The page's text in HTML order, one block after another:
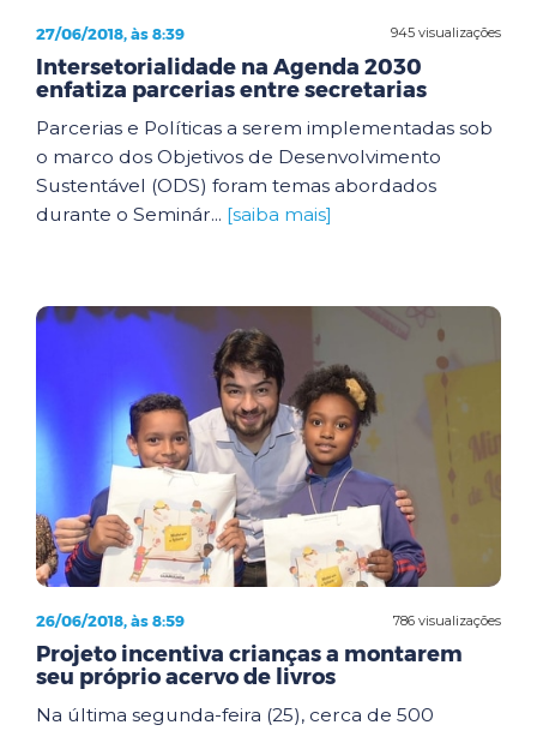
945 visualizações
27/06/2018, às 8:39
Intersetorialidade na Agenda 2030
enfatiza parcerias entre secretarias
Parcerias e Políticas a serem implementadas sob
o marco dos Objetivos de Desenvolvimento
Sustentável (ODS) foram temas abordados
durante o Seminár... [saiba mais]
786 visualizações
26/06/2018, às 8:59
Projeto incentiva crianças a montarem
seu próprio acervo de livros
Na última segunda-feira (25), cerca de 500